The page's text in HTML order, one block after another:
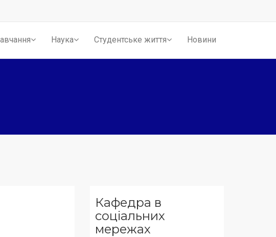
Наука Студентське життя Новини
Кафедра в
соціальних
мережах